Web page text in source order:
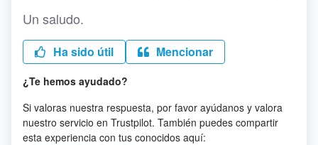
Un saludo.
Ha sido útil Mencionar
¿Te hemos ayudado?
Si valoras nuestra respuesta, por favor ayúdanos y valora
nuestro servicio en Trustpilot. También puedes compartir
esta experiencia con tus conocidos aquí: